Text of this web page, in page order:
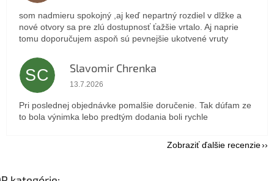
som nadmieru spokojný ,aj keď nepartný rozdiel v dlžke a
nové otvory sa pre zlú dostupnosť ťažšie vrtalo. Aj naprie
tomu doporučujem aspoň sú pevnejšie ukotvené vruty
SC Slavomir Chrenka
Hodnotenie obchodu je 5 z 5 hviezdičiek.
13.7.2026
Pri poslednej objednávke pomalšie doručenie. Tak dúfam ze
to bola výnimka lebo predtým dodania boli rychle
Zobraziť ďalšie recenzie